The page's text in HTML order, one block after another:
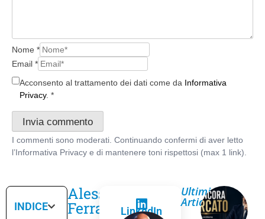
Nome *
Email *
Acconsento al trattamento dei dati come da Informativa
Privacy. *
INDICE
Alessandro
Ferrari LinkedIn
Ultimi
Articoli